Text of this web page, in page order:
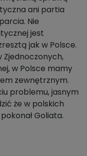
ani partia
Nie
jest
jak w Polsce.
Zjednoczonych,
w Polsce mamy
zewnętrznym.
problemu, jasnym
że w polskich
Goliata.